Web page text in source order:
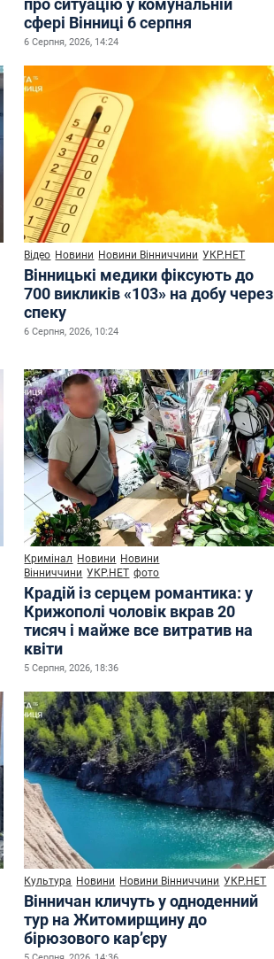
про ситуацію у комунальній
сфері Вінниці 6 серпня
6 Серпня, 2026, 14:24
Відео Новини Новини Вінниччини УКР.НЕТ
Вінницькі медики фіксують до
700 викликів «103» на добу через
спеку
6 Серпня, 2026, 10:24
Кримінал Новини Новини
Вінниччини УКР.НЕТ фото
Крадій із серцем романтика: у
Крижополі чоловік вкрав 20
тисяч і майже все витратив на
квіти
5 Серпня, 2026, 18:36
Культура Новини Новини Вінниччини УКР.НЕТ
Вінничан кличуть у одноденний
тур на Житомирщину до
бірюзового кар’єру